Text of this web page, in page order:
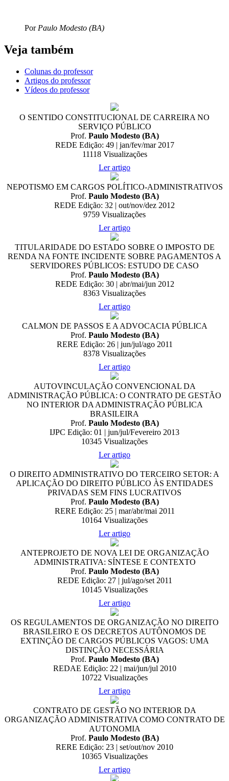
Por Paulo Modesto (BA)
Veja também
Colunas do professor
Artigos do professor
Vídeos do professor
O SENTIDO CONSTITUCIONAL DE CARREIRA NO
SERVIÇO PÚBLICO
Prof. Paulo Modesto (BA)
REDE Edição: 49 | jan/fev/mar 2017
11118Visualizações
Ler artigo
NEPOTISMO EM CARGOS POLÍTICO-ADMINISTRATIVOS
Prof. Paulo Modesto (BA)
REDE Edição: 32 | out/nov/dez 2012
9759 Visualizações
Ler artigo
TITULARIDADE DO ESTADO SOBRE O IMPOSTO DE
RENDA NA FONTE INCIDENTE SOBRE PAGAMENTOS A
SERVIDORES PÚBLICOS: ESTUDO DE CASO
Prof. Paulo Modesto (BA)
REDE Edição: 30 | abr/mai/jun 2012
8363 Visualizações
Ler artigo
CALMON DE PASSOS E A ADVOCACIA PÚBLICA
Prof. Paulo Modesto (BA)
RERE Edição: 26 | jun/jul/ago 2011
8378 Visualizações
Ler artigo
AUTOVINCULAÇÃO CONVENCIONAL DA
ADMINISTRAÇÃO PÚBLICA: O CONTRATO DE GESTÃO
NO INTERIOR DA ADMINISTRAÇÃO PÚBLICA
BRASILEIRA
Prof. Paulo Modesto (BA)
IJPC Edição: 01 | jun/jul/Fevereiro 2013
10345 Visualizações
Ler artigo
O DIREITO ADMINISTRATIVO DO TERCEIRO SETOR: A
APLICAÇÃO DO DIREITO PÚBLICO ÀS ENTIDADES
PRIVADAS SEM FINS LUCRATIVOS
Prof. Paulo Modesto (BA)
RERE Edição: 25 | mar/abr/mai 2011
10164 Visualizações
Ler artigo
ANTEPROJETO DE NOVA LEI DE ORGANIZAÇÃO
ADMINISTRATIVA: SÍNTESE E CONTEXTO
Prof. Paulo Modesto (BA)
REDE Edição: 27 | jul/ago/set 2011
10145 Visualizações
Ler artigo
OS REGULAMENTOS DE ORGANIZAÇÃO NO DIREITO
BRASILEIRO E OS DECRETOS AUTÔNOMOS DE
EXTINÇÃO DE CARGOS PÚBLICOS VAGOS: UMA
DISTINÇÃO NECESSÁRIA
Prof. Paulo Modesto (BA)
REDAE Edição: 22 | mai/jun/jul 2010
10722 Visualizações
Ler artigo
CONTRATO DE GESTÃO NO INTERIOR DA
ORGANIZAÇÃO ADMINISTRATIVA COMO CONTRATO DE
AUTONOMIA
Prof. Paulo Modesto (BA)
RERE Edição: 23 | set/out/nov 2010
10365 Visualizações
Ler artigo